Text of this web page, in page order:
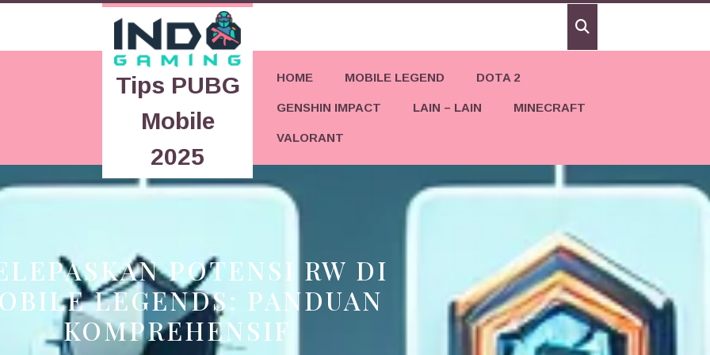
Tips PUBG
Mobile
2025
HOME MOBILE LEGEND DOTA 2
GENSHIN IMPACT LAIN – LAIN MINECRAFT
VALORANT
POTENSI RW DI
LEGENDS: PANDUAN
KOMPREHENSIF